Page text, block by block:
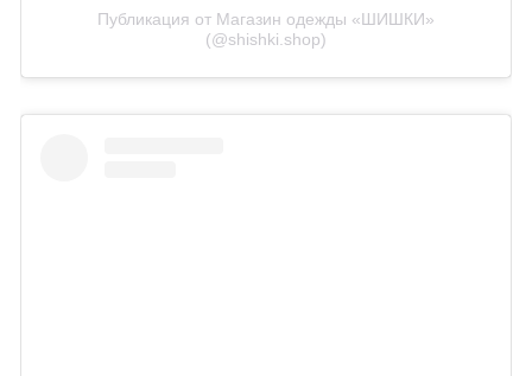
Публикация от Магазин одежды «ШИШКИ»
(@shishki.shop)